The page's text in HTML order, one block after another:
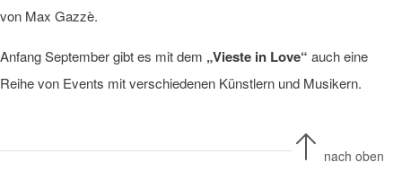
von Max Gazzè.
Anfang September gibt es mit dem „Vieste in Love“ auch eine
Reihe von Events mit verschiedenen Künstlern und Musikern.
nach oben